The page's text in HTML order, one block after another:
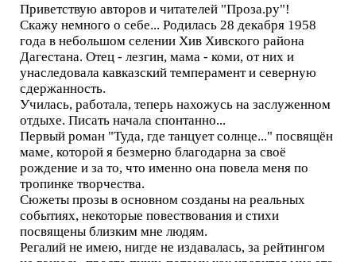
Приветствую авторов и читателей "Проза.ру"!
Скажу немного о себе... Родилась 28 декабря 1958
года в небольшом селении Хив Хивского района
Дагестана. Отец - лезгин, мама - коми, от них и
унаследовала кавказский темперамент и северную
сдержанность.
Училась, работала, теперь нахожусь на заслуженном
отдыхе. Писать начала спонтанно...
Первый роман "Туда, где танцует солнце..." посвящён
маме, которой я безмерно благодарна за своё
рождение и за то, что именно она повела меня по
тропинке творчества.
Сюжеты прозы в основном созданы на реальных
событиях, некоторые повествования и стихи
посвящены близким мне людям.
Регалий не имею, нигде не издавалась, за рейтингом